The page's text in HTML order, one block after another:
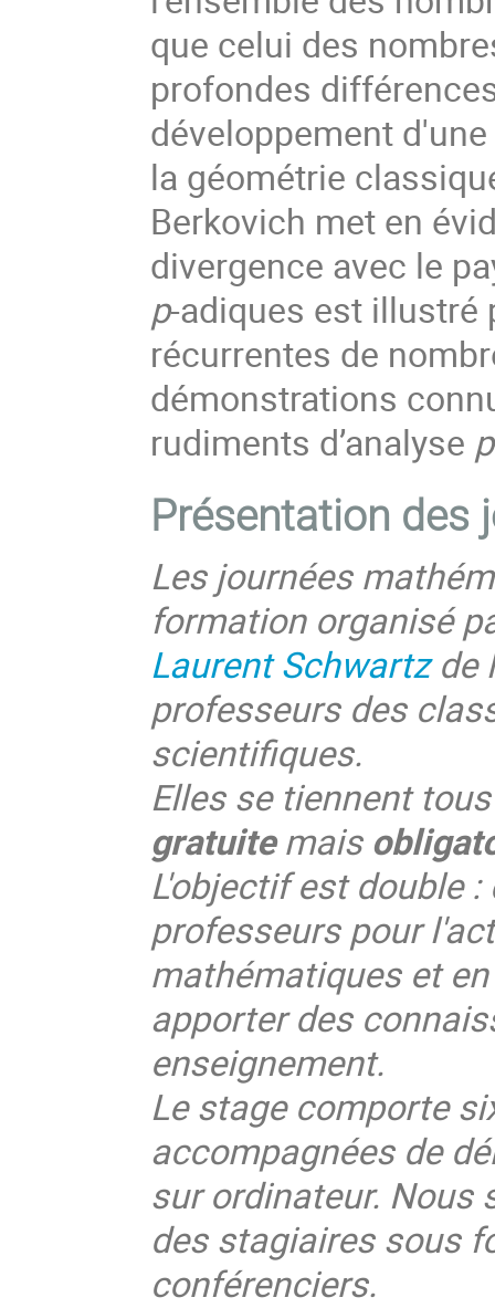
que celui des
profondes
développement
la géométrie
Berkovich met en
divergence avec le
p-adiques est illustré
récurrentes de
démonstrations
rudiments d’analyse p
Présentation des
Les journées
formation organisé
Laurent Schwartzde
professeurs des
scientifiques.
Elles se tiennent
gratuitemais
L'objectif est double
professeurs pour
mathématiques et
apporter des
enseignement.
Le stage comporte
accompagnées de
sur ordinateur.
des stagiaires sous
conférenciers.